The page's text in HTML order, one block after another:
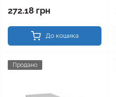
272.18 грн
До кошика
Продано